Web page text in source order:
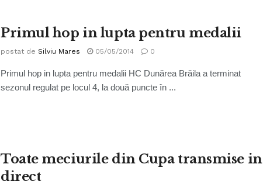
Primul hop in lupta pentru medalii
postat de Silviu Mares 05/05/2014 0
Primul hop in lupta pentru medalii HC Dunărea Brăila a terminat
sezonul regulat pe locul 4, la două puncte în ...
Toate meciurile din Cupa transmise in
direct